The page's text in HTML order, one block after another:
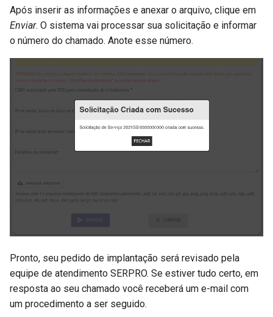
Após inserir as informações e anexar o arquivo, clique em
Enviar. O sistema vai processar sua solicitação e informar
o número do chamado. Anote esse número.
Pronto, seu pedido de implantação será revisado pela
equipe de atendimento SERPRO. Se estiver tudo certo, em
resposta ao seu chamado você receberá um e-mail com
um procedimento a ser seguido.